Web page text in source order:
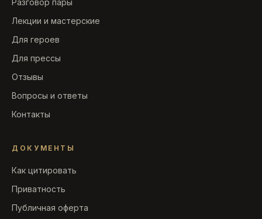
Разговор пары
Лекции и мастерские
Для героев
Для прессы
Отзывы
Вопросы и ответы
Контакты
ДОКУМЕНТЫ
Как цитировать
Приватность
Публичная оферта